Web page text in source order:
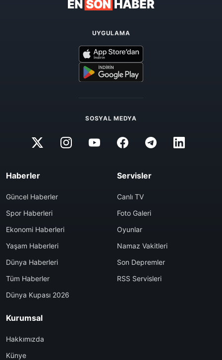
UYGULAMA
SOSYAL MEDYA
Haberler
Güncel Haberler
Spor Haberleri
Ekonomi Haberleri
Yaşam Haberleri
Dünya Haberleri
Tüm Haberler
Dünya Kupası 2026
Servisler
Canlı TV
Foto Galeri
Oyunlar
Namaz Vakitleri
Son Depremler
RSS Servisleri
Kurumsal
Hakkımızda
Künye